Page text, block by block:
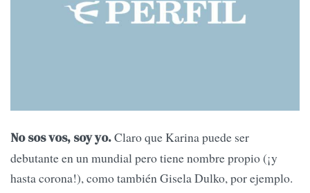
No sos vos, soy yo.Claro que Karina puede ser
debutante en un mundial pero tiene nombre propio (¡y
hasta corona!), como también Gisela Dulko, por ejemplo.